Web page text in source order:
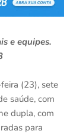
e equipes.
(23), sete
saúde, com
dupla, com
para